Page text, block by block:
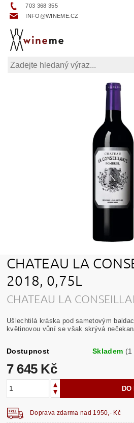
703 368 355
INFO@WINEME.CZ
CHATEAU LA
2018, 0,75L
CHATEAU LA
Ušlechtilá kráska pod sametovým
květinovou vůní se však skrývá
Dostupnost Skladem (1
7 645 Kč
Doprava zdarma nad 1950,- Kč